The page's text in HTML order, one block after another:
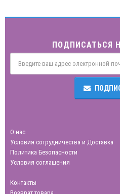
ПОДПИСАТЬСЯ
О нас
Условия сотрудничества и Доставка
Политика Безопасности
Условия соглашения
Контакты